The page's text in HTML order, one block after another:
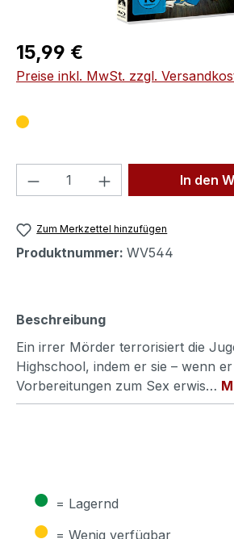
Regulärer Preis:
15,99 €
Preise inkl. MwSt. zzgl.
Produkt Anzahl: GibIn den
Zum Merkzettel hinzufügen
Produktnummer: WV544
Beschreibung
Ein irrer Mörder terrorisiert die
Highschool, indem er sie – wenn er
Vorbereitungen zum Sex erwis…
● = Lagernd
● = Wenig verfügbar